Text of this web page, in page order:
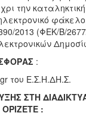
την
2013 (ΦΕΚ/Β/
:
του Ε.Σ.Η.ΔΗ.Σ.
ΣΤΗ
: